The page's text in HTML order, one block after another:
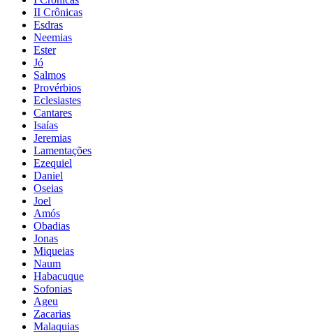
II Crônicas
Esdras
Neemias
Ester
Jó
Salmos
Provérbios
Eclesiastes
Cantares
Isaías
Jeremias
Lamentações
Ezequiel
Daniel
Oseias
Joel
Amós
Obadias
Jonas
Miqueias
Naum
Habacuque
Sofonias
Ageu
Zacarias
Malaquias